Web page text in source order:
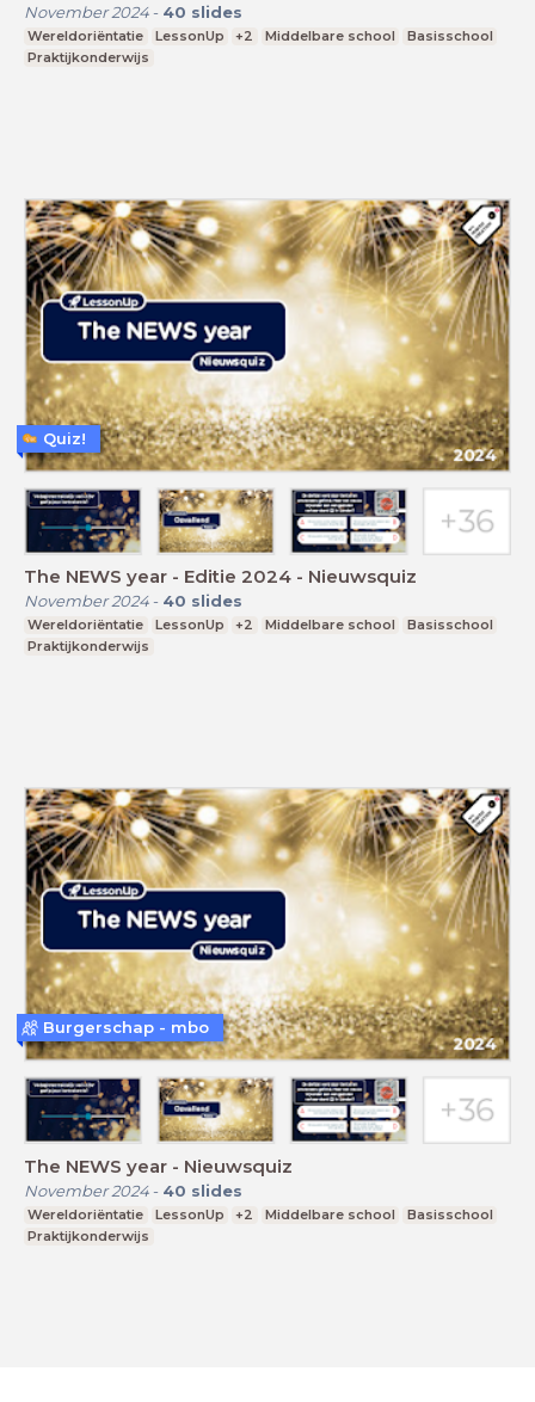
November 2024- 40 slides
Wereldoriëntatie LessonUp +2 Middelbare school
Basisschool
Praktijkonderwijs
The NEWS year - Editie 2024 - Nieuwsquiz
November 2024- 40 slides
Wereldoriëntatie LessonUp +2 Middelbare school
Basisschool
Praktijkonderwijs
Quiz!
The NEWS year - Nieuwsquiz
November 2024- 40 slides
Wereldoriëntatie LessonUp +2 Middelbare school
Basisschool
Praktijkonderwijs
Burgerschap - mbo